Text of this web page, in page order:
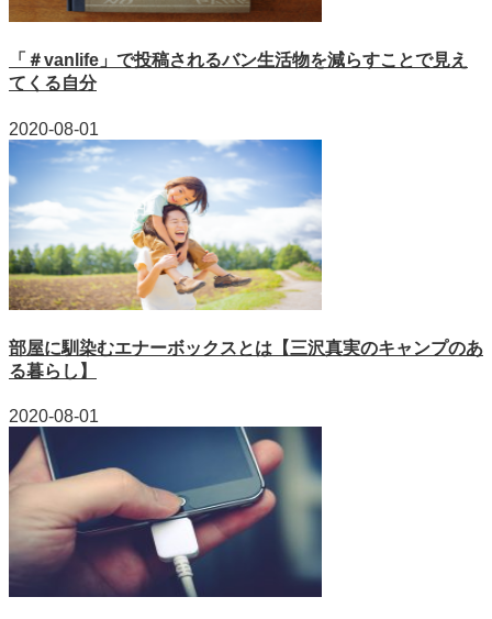
「＃vanlife」で投稿されるバン生活物を減らすことで見え
てくる自分
2020-08-01
部屋に馴染むエナーボックスとは【三沢真実のキャンプのあ
る暮らし】
2020-08-01